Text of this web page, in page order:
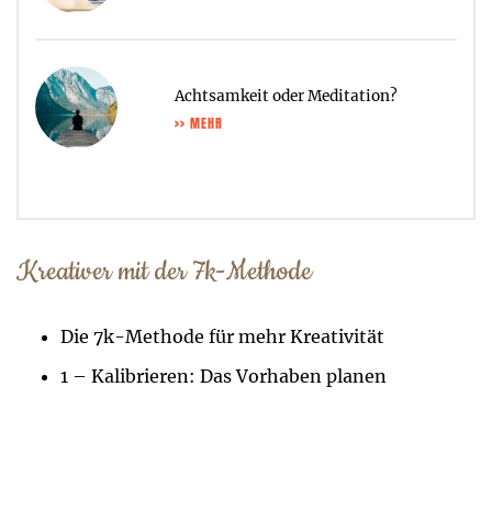
Achtsamkeit oder Meditation?
>> MEHR
Kreativer mit der 7k-Methode
Die 7k-Methode für mehr Kreativität
1 – Kalibrieren: Das Vorhaben planen